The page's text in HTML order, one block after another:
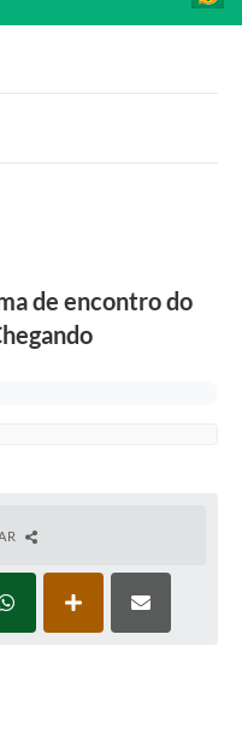
de encontro do